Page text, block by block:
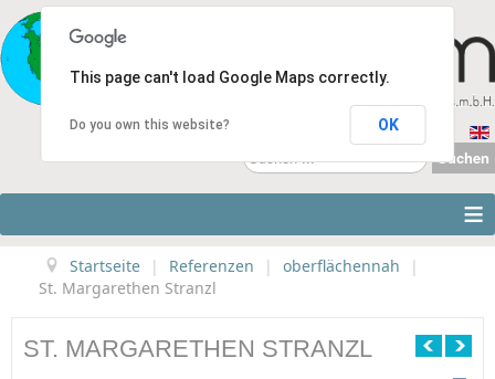
...
Suchen
≡
Startseite | Referenzen | oberflächennah
|
St. Margarethen Stranzl
ST. MARGARETHEN STRANZL
This page can't load Google Maps correctly.
Do you own this website? OK